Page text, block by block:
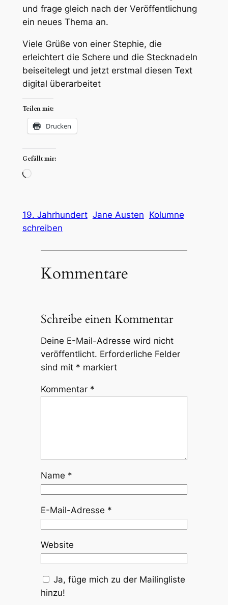
und frage gleich nach der Veröffentlichung
ein neues Thema an.
Viele Grüße von einer Stephie, die
erleichtert die Schere und die Stecknadeln
beiseitelegt und jetzt erstmal diesen Text
digital überarbeitet
Teilen mit:
Drucken
Gefällt mir:
Wird
19. Jahrhundert Jane Austen Kolumne
schreiben
Kommentare
Schreibe einen Kommentar
Deine E-Mail-Adresse wird nicht
veröffentlicht. Erforderliche Felder
sind mit * markiert
Kommentar *
Name *
E-Mail-Adresse *
Website
Ja, füge mich zu der Mailingliste
hinzu!